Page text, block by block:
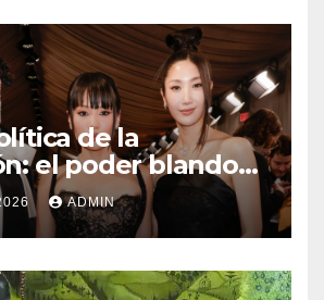
de la
el poder blando
lenguaje del
ADMIN